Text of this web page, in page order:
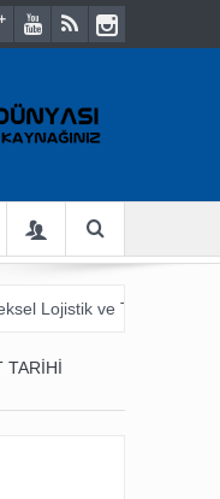
Lojistik ve Ticaret
Tarladan Çatala
TARIHI